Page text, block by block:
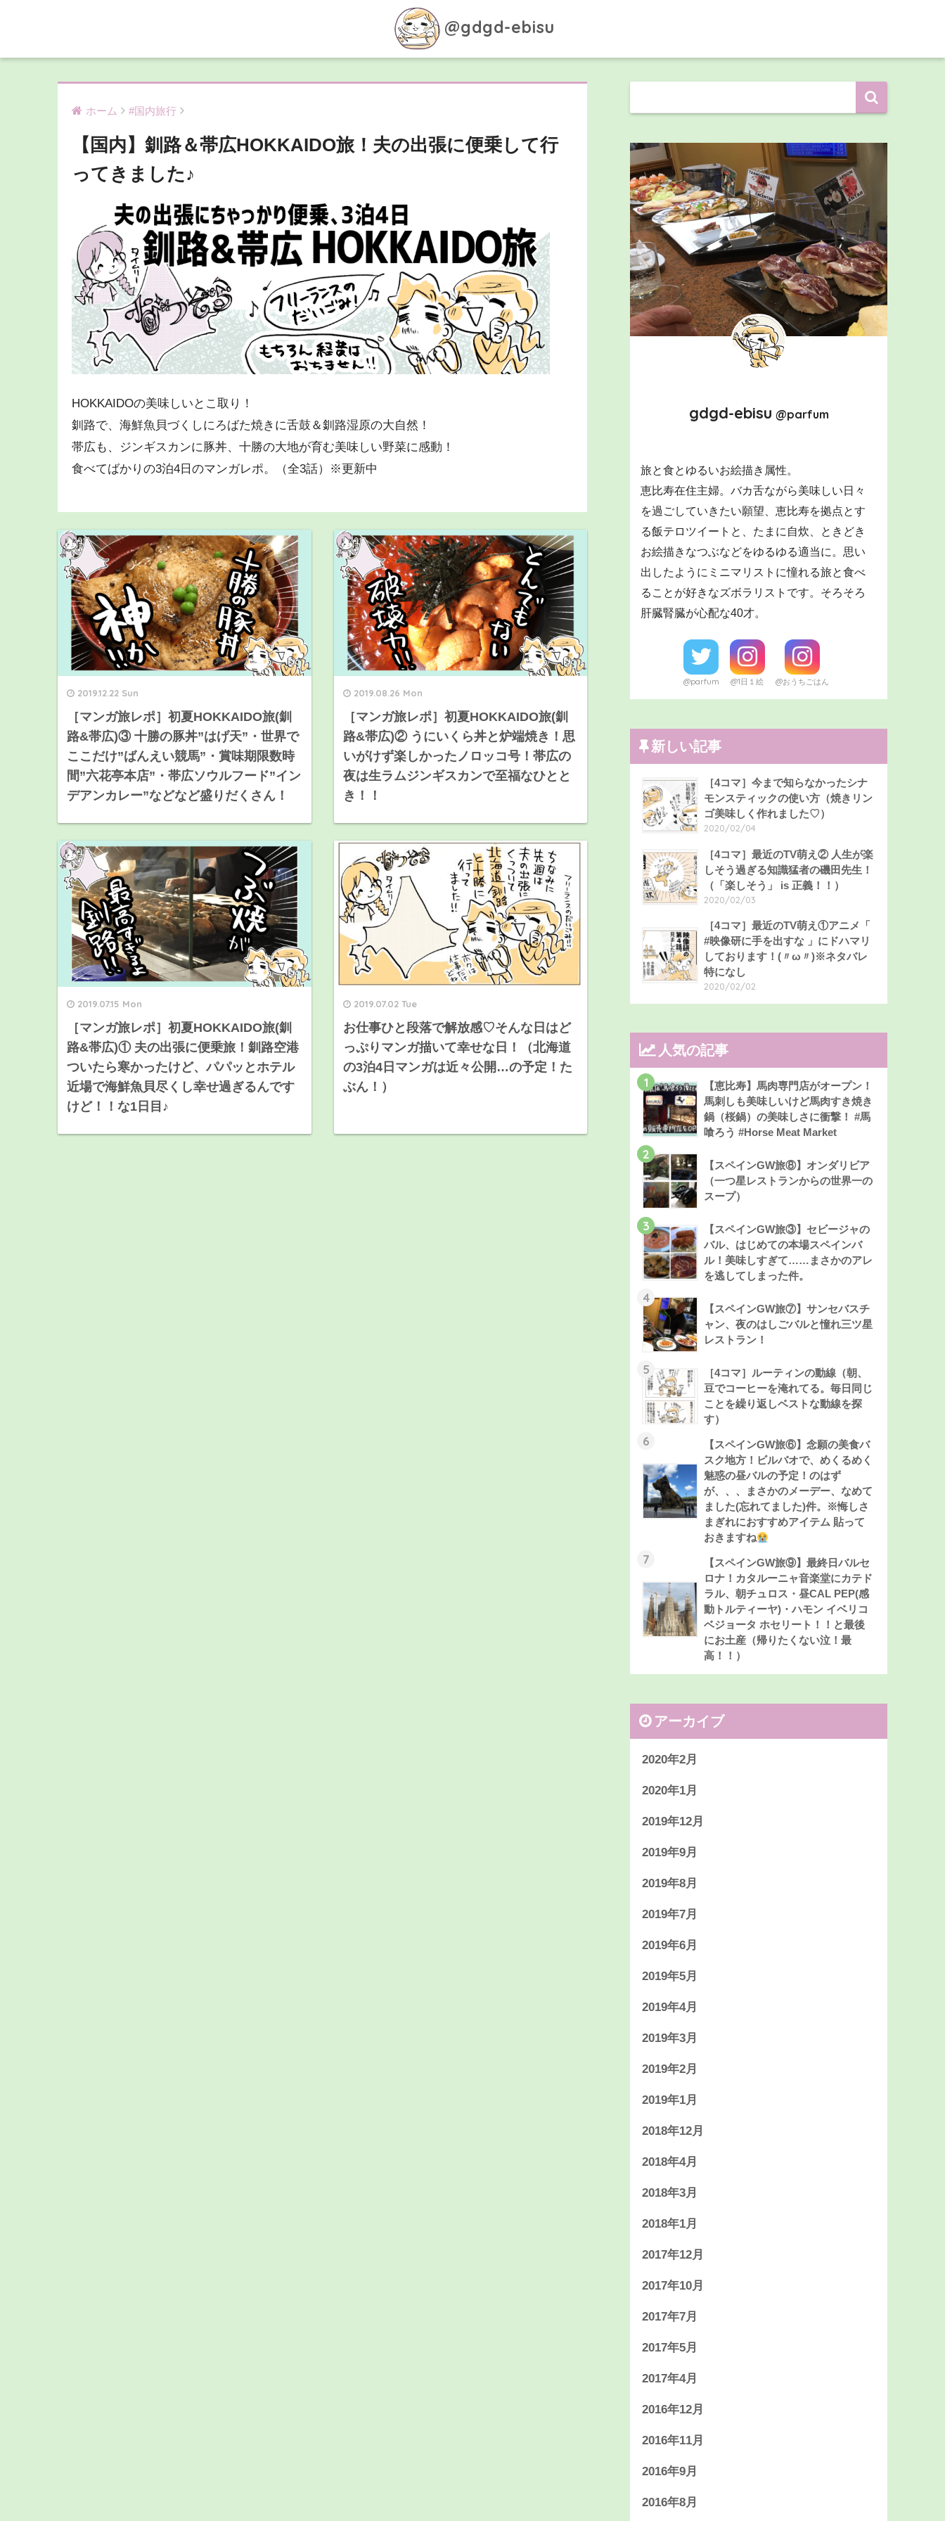
@gdgd-ebisu
ホーム #国内旅行
【国内】釧路＆帯広HOKKAIDO旅！夫の出張に便乗して行
ってきました♪
HOKKAIDOの美味しいとこ取り！
釧路で、海鮮魚貝づくしにろばた焼きに舌鼓＆釧路湿原の大自然！
帯広も、ジンギスカンに豚丼、十勝の大地が育む美味しい野菜に感動！
食べてばかりの3泊4日のマンガレポ。（全3話）※更新中
2019.12.22 Sun
［マンガ旅レポ］初夏HOKKAIDO旅(釧
路&帯広)③ 十勝の豚丼”はげ天”・世界で
ここだけ”ばんえい競馬”・賞味期限数時
間”六花亭本店”・帯広ソウルフード”イン
デアンカレー”などなど盛りだくさん！
2019.08.26 Mon
［マンガ旅レポ］初夏HOKKAIDO旅(釧
路&帯広)② うにいくら丼と炉端焼き！思
いがけず楽しかったノロッコ号！帯広の
夜は生ラムジンギスカンで至福なひとと
き！！
2019.07.15 Mon
［マンガ旅レポ］初夏HOKKAIDO旅(釧
路&帯広)① 夫の出張に便乗旅！釧路空港
ついたら寒かったけど、パパッとホテル
近場で海鮮魚貝尽くし幸せ過ぎるんです
けど！！な1日目♪
2019.07.02 Tue
お仕事ひと段落で解放感♡そんな日はど
っぷりマンガ描いて幸せな日！（北海道
の3泊4日マンガは近々公開…の予定！た
ぶん！）
gdgd-ebisu @parfum
旅と食とゆるいお絵描き属性。
恵比寿在住主婦。バカ舌ながら美味しい日々
を過ごしていきたい願望、恵比寿を拠点とす
る飯テロツイートと、たまに自炊、ときどき
お絵描きなつぶなどをゆるゆる適当に。思い
出したようにミニマリストに憧れる旅と食べ
ることが好きなズボラリストです。そろそろ
肝臓腎臓が心配な40才。
@parfum @1日１絵 @おうちごはん
新しい記事
［4コマ］今まで知らなかったシナ
モンスティックの使い方（焼きリン
ゴ美味しく作れました♡）
2020/02/04
［4コマ］最近のTV萌え② 人生が楽
しそう過ぎる知識猛者の磯田先生！
（「楽しそう」 is 正義！！）
2020/02/03
［4コマ］最近のTV萌え①アニメ「
#映像研に手を出すな 」にドハマリ
しております！(〃ω〃)※ネタバレ
特になし
2020/02/02
人気の記事
1
【恵比寿】馬肉専門店がオープン！
馬刺しも美味しいけど馬肉すき焼き
鍋（桜鍋）の美味しさに衝撃！ #馬
喰ろう #Horse Meat Market
2
【スペインGW旅⑧】オンダリビア
（一つ星レストランからの世界一の
スープ）
3
【スペインGW旅③】セビージャの
バル、はじめての本場スペインバ
ル！美味しすぎて……まさかのアレ
を逃してしまった件。
4
【スペインGW旅⑦】サンセバスチ
ャン、夜のはしごバルと憧れ三ツ星
レストラン！
5
［4コマ］ルーティンの動線（朝、
豆でコーヒーを淹れてる。毎日同じ
ことを繰り返しベストな動線を探
す）
6
【スペインGW旅⑥】念願の美食バ
スク地方！ビルバオで、めくるめく
魅惑の昼バルの予定！のはず
が、、、まさかのメーデー、なめて
ました(忘れてました)件。※悔しさ
まぎれにおすすめアイテム 貼って
おきますね
7
【スペインGW旅⑨】最終日バルセ
ロナ！カタルーニャ音楽堂にカテド
ラル、朝チュロス・昼CAL PEP(感
動トルティーヤ)・ハモン イベリコ
ベジョータ ホセリート！！と最後
にお土産（帰りたくない泣！最
高！！）
アーカイブ
2020年2月
2020年1月
2019年12月
2019年9月
2019年8月
2019年7月
2019年6月
2019年5月
2019年4月
2019年3月
2019年2月
2019年1月
2018年12月
2018年4月
2018年3月
2018年1月
2017年12月
2017年10月
2017年7月
2017年5月
2017年4月
2016年12月
2016年11月
2016年9月
2016年8月